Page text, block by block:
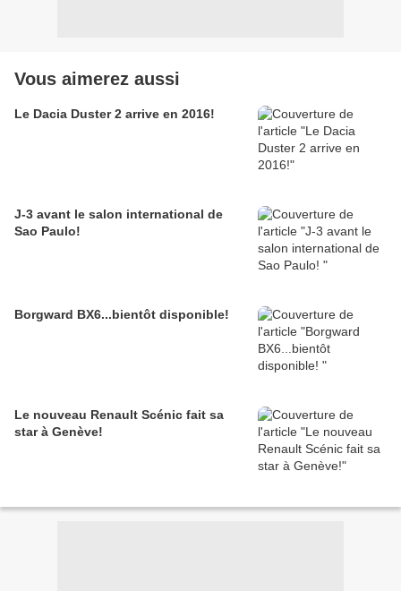
Vous aimerez aussi
Le Dacia Duster 2 arrive en 2016!
J-3 avant le salon international de
Sao Paulo!
Borgward BX6...bientôt disponible!
Le nouveau Renault Scénic fait sa
star à Genève!